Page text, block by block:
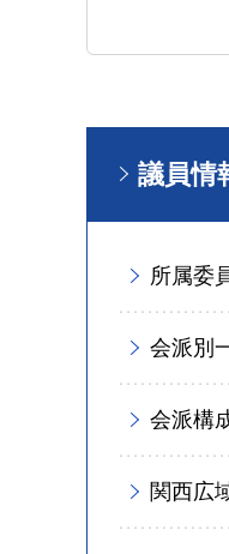
議員情
所属委
会派別
会派構
関西広